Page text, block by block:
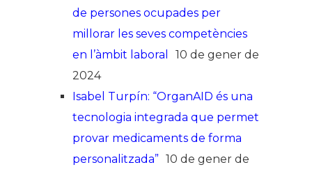
de persones ocupades per
millorar les seves competències
en l’àmbit laboral
10 de gener de
2024
Isabel Turpín: “OrganAID és una
tecnologia integrada que permet
provar medicaments de forma
personalitzada” 10 de gener de